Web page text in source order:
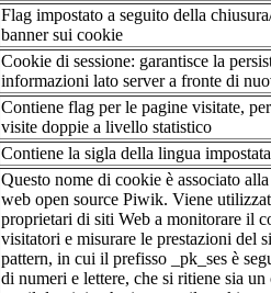
Flag impostato a seguito della
banner sui cookie
Cookie di sessione: garantisce la
informazioni lato server a fronte di
Contiene flag per le pagine visitate,
visite doppie a livello statistico
Contiene la sigla della lingua impostata
Questo nome di cookie è associato
web open source Piwik. Viene
proprietari di siti Web a monitorare il
visitatori e misurare le prestazioni del
pattern, in cui il prefisso _pk_ses è
di numeri e lettere, che si ritiene sia